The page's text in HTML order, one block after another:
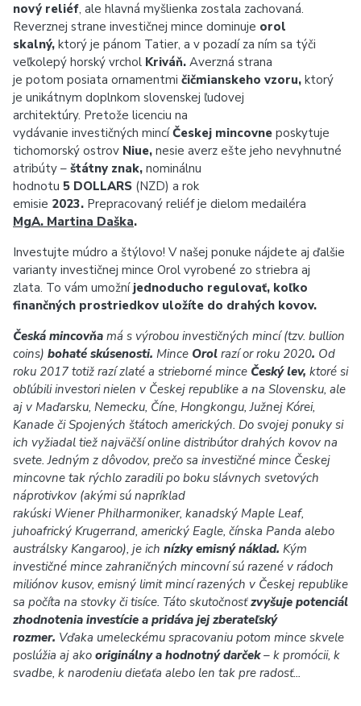
nový reliéf, ale hlavná myšlienka zostala zachovaná.
Reverznej strane investičnej mince dominuje orol
skalný, ktorý je pánom Tatier, a v pozadí za ním sa týči
veľkolepý horský vrchol Kriváň. Averzná strana
je potom posiata ornamentmi čičmianskeho vzoru, ktorý
je unikátnym doplnkom slovenskej ľudovej
architektúry. Pretože licenciu na
vydávanie investičných mincíČeskej mincovne poskytuje
tichomorský ostrov Niue, nesie averz ešte jeho nevyhnutné
atribúty – štátny znak, nominálnu
hodnotu 5 DOLLARS (NZD) a rok
emisie 2023. Prepracovaný reliéf je dielom medailéra
MgA. Martina Daška.
Investujte múdro a štýlovo! V našej ponuke nájdete aj ďalšie
varianty investičnej mince Orol vyrobené zo striebra aj
zlata. To vám umožní jednoducho regulovať, koľko
finančných prostriedkov uložíte do drahých kovov.
Česká mincovňa má s výrobou investičných mincí (tzv. bullion
coins) bohaté skúsenosti. Mince Orol razí or roku 2020. Od
roku 2017 totiž razí zlaté a strieborné mince Český lev, ktoré si
obľúbili investori nielen v Českej republike a na Slovensku, ale
aj v Maďarsku, Nemecku, Číne, Hongkongu, Južnej Kórei,
Kanade či Spojených štátoch amerických. Do svojej ponuky si
ich vyžiadal tiež najväčší online distribútor drahých kovov na
svete. Jedným z dôvodov, prečo sa investičné mince Českej
mincovne tak rýchlo zaradili po boku slávnych svetových
náprotivkov (akými sú napríklad
rakúski Wiener Philharmoniker, kanadský Maple Leaf,
juhoafrický Krugerrand, americký Eagle, čínska Panda alebo
austrálsky Kangaroo), je ich nízky emisný náklad. Kým
investičné mince zahraničných mincovní sú razené v rádoch
miliónov kusov, emisný limit mincí razených v Českej republike
sa počíta na stovky či tisíce. Táto skutočnosťzvyšuje potenciál
zhodnotenia investície a pridáva jej zberateľský
rozmer. Vďaka umeleckému spracovaniu potom mince skvele
poslúžia aj ako originálny a hodnotný darček– k promócii, k
svadbe, k narodeniu dieťaťa alebo len tak pre radosť...